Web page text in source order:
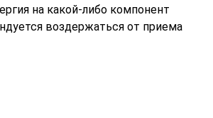
на какой-либо компонент
воздержаться от приема